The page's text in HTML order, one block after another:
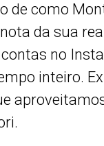
de como
da sua
no
inteiro.